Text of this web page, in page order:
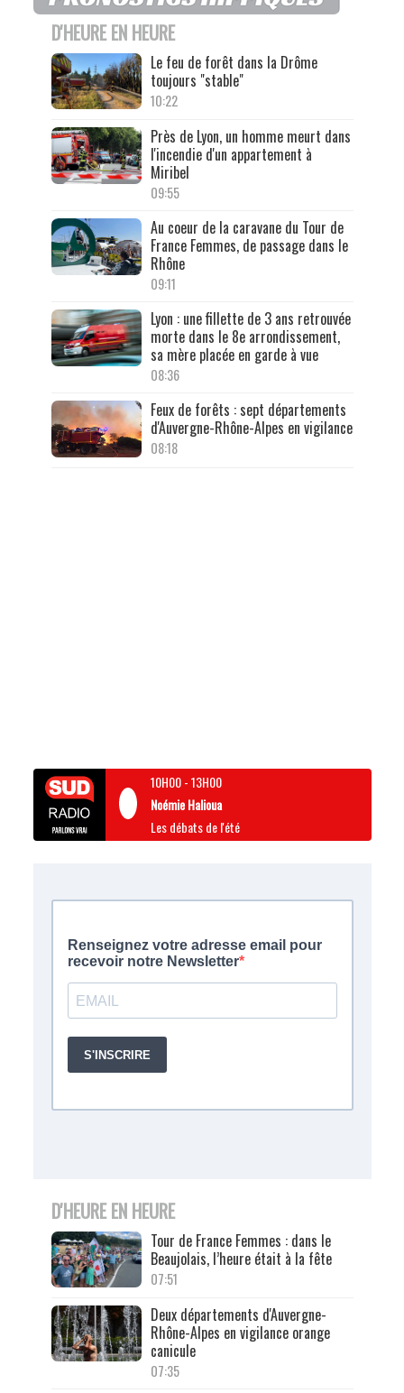
D'HEURE EN HEURE
Le feu de forêt dans la Drôme
toujours "stable"
10:22
Près de Lyon, un homme meurt dans
l'incendie d'un appartement à
Miribel
09:55
Au coeur de la caravane du Tour de
France Femmes, de passage dans le
Rhône
09:11
Lyon : une fillette de 3 ans retrouvée
morte dans le 8e arrondissement,
sa mère placée en garde à vue
08:36
Feux de forêts : sept départements
d'Auvergne-Rhône-Alpes en vigilance
08:18
10H00-13H00
Noémie Halioua
Les débats de l'été
D'HEURE EN HEURE
Tour de France Femmes : dans le
Beaujolais, l’heure était à la fête
07:51
Deux départements d'Auvergne-
Rhône-Alpes en vigilance orange
canicule
07:35